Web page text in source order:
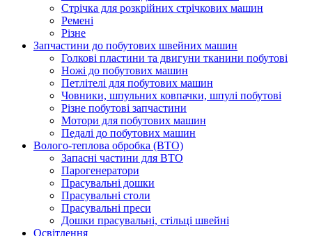
Стрічка для розкрійних стрічкових машин
Ремені
Різне
Запчастини до побутових швейних машин
Голкові пластини та двигуни тканини побутові
Ножі до побутових машин
Петлітелі для побутових машин
Човники, шпульних ковпачки, шпулі побутові
Різне побутові запчастини
Мотори для побутових машин
Педалі до побутових машин
Волого-теплова обробка (ВТО)
Запасні частини для ВТО
Парогенератори
Прасувальні дошки
Прасувальні столи
Прасувальні преси
Дошки прасувальні, стільці швейні
Освітлення